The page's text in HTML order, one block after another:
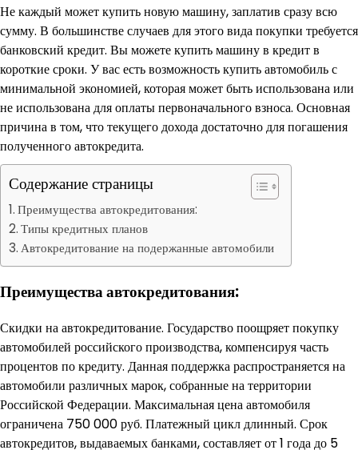
Не каждый может купить новую машину, заплатив сразу всю
сумму. В большинстве случаев для этого вида покупки требуется
банковский кредит. Вы можете купить машину в кредит в
короткие сроки. У вас есть возможность купить автомобиль с
минимальной экономией, которая может быть использована или
не использована для оплаты первоначального взноса. Основная
причина в том, что текущего дохода достаточно для погашения
полученного автокредита.
Содержание страницы
Преимущества автокредитования:
Типы кредитных планов
Автокредитование на подержанные автомобили
Преимущества автокредитования:
Скидки на автокредитование. Государство поощряет покупку
автомобилей российского производства, компенсируя часть
процентов по кредиту. Данная поддержка распространяется на
автомобили различных марок, собранные на территории
Российской Федерации. Максимальная цена автомобиля
ограничена 750 000 руб. Платежный цикл длинный. Срок
автокредитов, выдаваемых банками, составляет от 1 года до 5